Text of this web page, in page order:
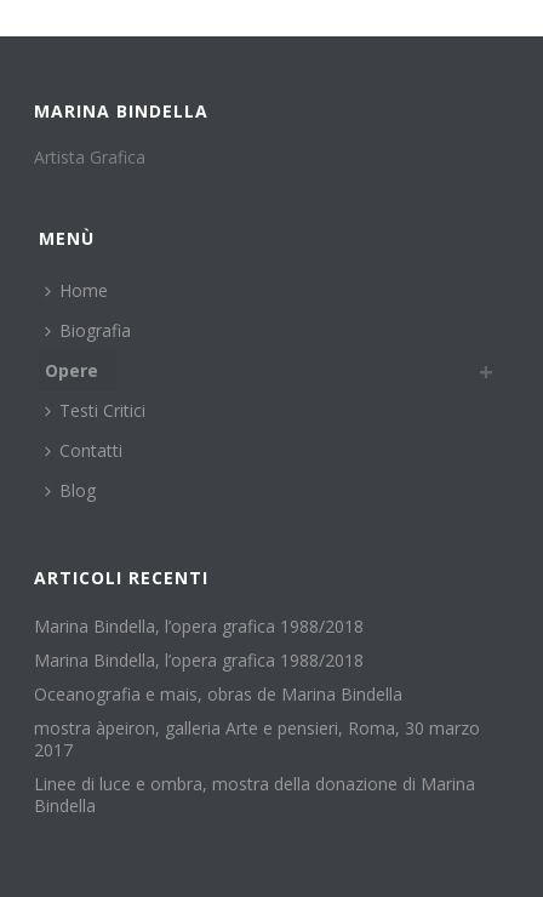
MARINA BINDELLA
Artista Grafica
MENÙ
Home
Biografia
Opere
Testi Critici
Contatti
Blog
ARTICOLI RECENTI
Marina Bindella, l’opera grafica 1988/2018
Marina Bindella, l’opera grafica 1988/2018
Oceanografia e mais, obras de Marina Bindella
mostra àpeiron, galleria Arte e pensieri, Roma, 30 marzo
2017
Linee di luce e ombra, mostra della donazione di Marina
Bindella